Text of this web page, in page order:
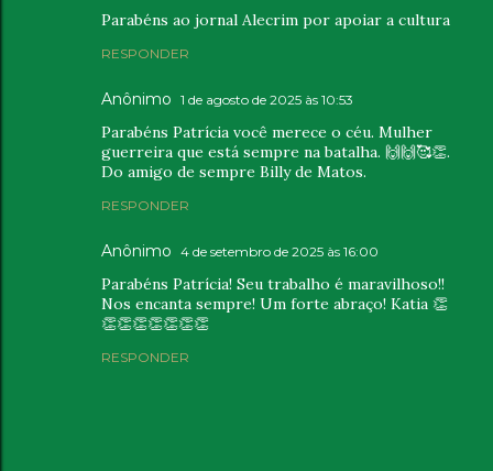
Parabéns ao jornal Alecrim por apoiar a cultura
RESPONDER
Anônimo 1 de agosto de 2025 às 10:53
Parabéns Patrícia você merece o céu. Mulher
guerreira que está sempre na batalha. 🙌🙌🥰👏.
Do amigo de sempre Billy de Matos.
RESPONDER
Anônimo 4 de setembro de 2025 às 16:00
Parabéns Patrícia! Seu trabalho é maravilhoso!!
Nos encanta sempre! Um forte abraço! Katia 👏
👏👏👏👏👏👏👏
RESPONDER